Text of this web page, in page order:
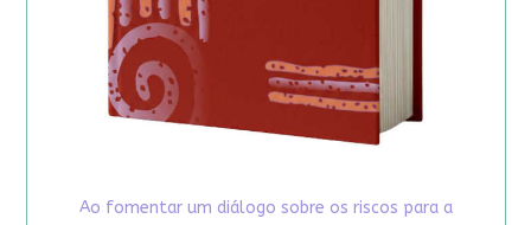
Ao fomentar um diálogo sobre os riscos para a